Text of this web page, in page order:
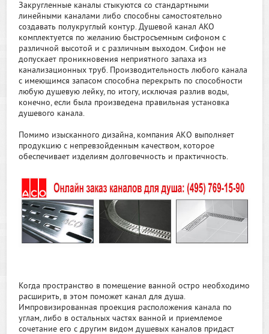
Закругленные каналы стыкуются со стандартными
линейными каналами либо способны самостоятельно
создавать полукруглый контур. Душевой канал AKO
комплектуется по желанию быстросъемным сифоном с
различной высотой и с различным выходом. Сифон не
допускает проникновения неприятного запаха из
канализационных труб. Производительность любого канала
с имеющимся запасом способна перекрыть по способности
любую душевую лейку, по итогу, исключая разлив воды,
конечно, если была произведена правильная установка
душевого канала.
Помимо изысканного дизайна, компания АКО выполняет
продукцию с непревзойденным качеством, которое
обеспечивает изделиям долговечность и практичность.
Когда пространство в помещение ванной остро необходимо
расширить, в этом поможет канал для душа.
Импровизированная проекция расположения канала по
углам, либо в остальных частях ванной и приемлемое
сочетание его с другим видом душевых каналов придаст